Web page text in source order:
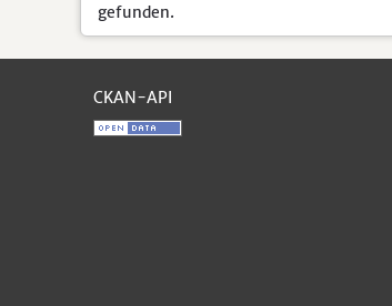
gefunden.
CKAN-API